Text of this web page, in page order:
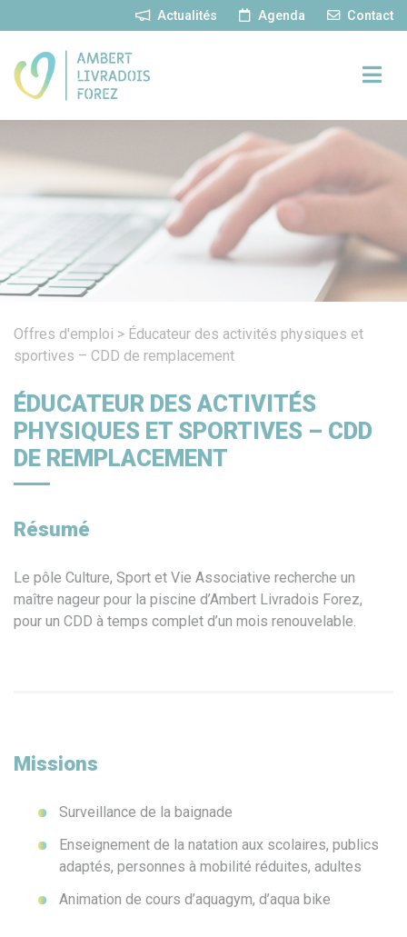
Actualités Agenda Contact
Offres d'emploi > Éducateur des activités physiques et
sportives – CDD de remplacement
ÉDUCATEUR DES ACTIVITÉS
PHYSIQUES ET SPORTIVES – CDD
DE REMPLACEMENT
Résumé
Le pôle Culture, Sport et Vie Associative recherche un
maître nageur pour la piscine d’Ambert Livradois Forez,
pour un CDD à temps complet d’un mois renouvelable.
Missions
Surveillance de la baignade
Enseignement de la natation aux scolaires, publics
adaptés, personnes à mobilité réduites, adultes
Animation de cours d’aquagym, d’aqua bike
Panneau de gestion des cookies